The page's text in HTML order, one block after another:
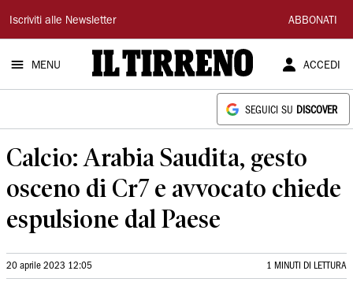
Il
Tirreno
Iscriviti alle Newsletter ABBONATI
MENU ACCEDI
SEGUICI SU DISCOVER
Calcio: Arabia Saudita, gesto
osceno di Cr7 e avvocato chiede
espulsione dal Paese
20 aprile 2023 12:05 1 MINUTI DI LETTURA